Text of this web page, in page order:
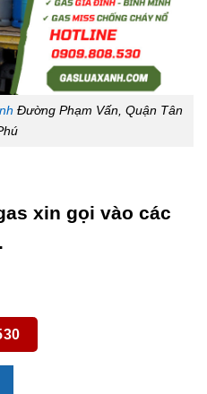
Đường Phạm Vấn, Quận Tân
xin gọi vào các